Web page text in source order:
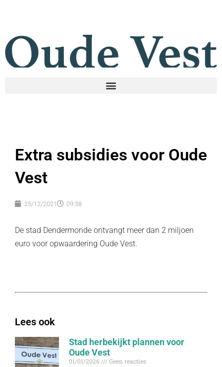
Extra subsidies voor Oude
Vest
25/12/2021 09:38
De stad Dendermonde ontvangt meer dan 2 miljoen
euro voor opwaardering Oude Vest.
Lees ook
Stad herbekijkt plannen voor
Oude Vest
01/01/2026
Geen reacties